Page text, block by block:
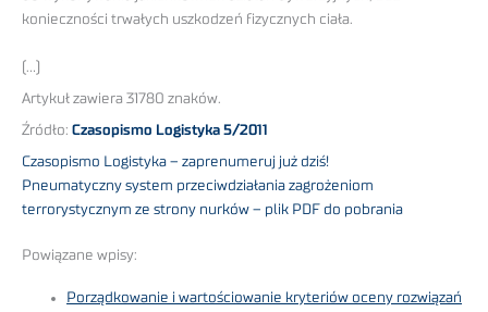
konieczności trwałych uszkodzeń fizycznych ciała.
(…)
Artykuł zawiera 31780 znaków.
Źródło: Czasopismo Logistyka 5/2011
Czasopismo Logistyka – zaprenumeruj już dziś!
Pneumatyczny system przeciwdziałania zagrożeniom
terrorystycznym ze strony nurków – plik PDF do pobrania
Powiązane wpisy:
Porządkowanie i wartościowanie kryteriów oceny rozwiązań